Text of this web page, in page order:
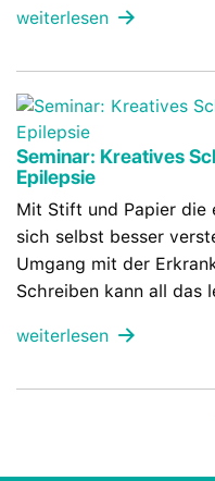
weiterlesen
Seminar: Kreatives
Epilepsie
Mit Stift und Papier die
sich selbst besser
Umgang mit der
Schreiben kann all das
weiterlesen